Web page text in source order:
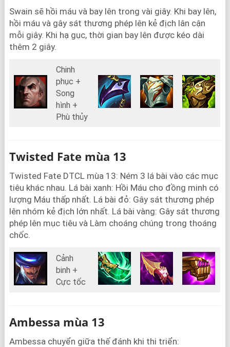
Swain sẽ hồi máu và bay lên trong vài giây. Khi bay lên,
hồi máu và gây sát thương phép lên kẻ địch lân cận
mỗi giây. Khi hạ gục, thời gian bay lên được kéo dài
thêm 2 giây.
Chinh
phục +
Song
hình +
Phù thủy
Twisted Fate mùa 13
Twisted Fate DTCL mùa 13: Ném 3 lá bài vào các mục
tiêu khác nhau. Lá bài xanh: Hồi Máu cho đồng minh có
lượng Máu thấp nhất. Lá bài đỏ: Gây sát thương phép
lên nhóm kẻ địch lớn nhất. Lá bài vàng: Gây sát thương
phép lên mục tiêu và Làm choáng chúng trong thoáng
chốc.
Cảnh
binh +
Cực tốc
Ambessa mùa 13
Ambessa chuyển giữa thế đánh khi thi triển: